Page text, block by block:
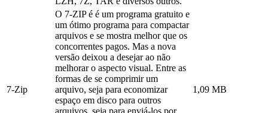
7-Zip
O 7-ZIP é é um programa gratuito e
um ótimo programa para compactar
arquivos e se mostra melhor que os
concorrentes pagos. Mas a nova
versão deixou a desejar ao não
melhorar o aspecto visual. Entre as
formas de se comprimir um
arquivo, seja para economizar
espaço em disco para outros
arquivos, seja para enviá-los por
1,09 MB